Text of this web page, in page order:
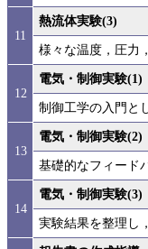
11
熱流体実験(3)
様々な温度，圧力
12
電気・制御実験(1)
制御工学の入門と
13
電気・制御実験(2)
基礎的なフィード
14
電気・制御実験(3)
実験結果を整理し